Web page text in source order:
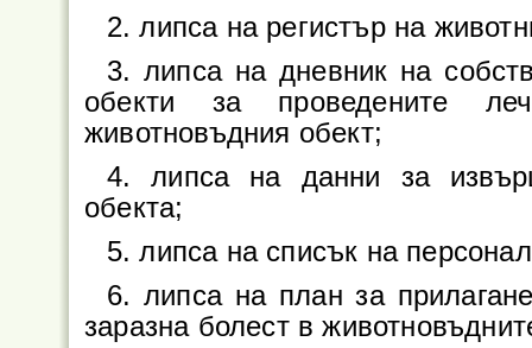
2. липса на регистър на
3. липса на дневник на
обекти за проведените
животновъдния обект;
4. липса на данни за
обекта;
5. липса на списък на
6. липса на план за
заразна болест в